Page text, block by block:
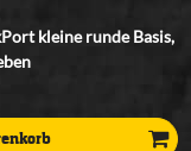
kleine runde Basis,